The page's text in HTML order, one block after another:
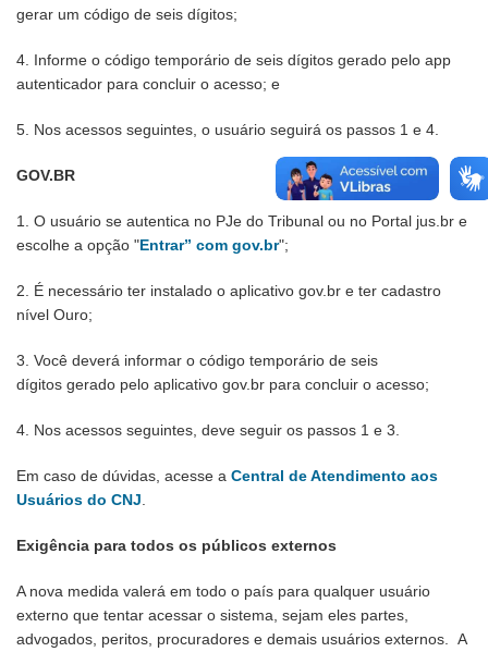
gerar um código de seis dígitos;
4. Informe o código temporário de seis dígitos gerado pelo app
autenticador para concluir o acesso; e
5. Nos acessos seguintes, o usuário seguirá os passos 1 e 4.
GOV.BR
1. O usuário se autentica no PJe do Tribunal ou no Portal jus.br e
escolhe a opção "Entrar” com gov.br";
2. É necessário ter instalado o aplicativo gov.br e ter cadastro
nível Ouro;
3. Você deverá informar o código temporário de seis
dígitos gerado pelo aplicativo gov.br para concluir o acesso;
4. Nos acessos seguintes, deve seguir os passos 1 e 3.
Em caso de dúvidas, acesse a Central de Atendimento aos
Usuários do CNJ
Exigência para todos os públicos externos
A nova medida valerá em todo o país para qualquer usuário
externo que tentar acessar o sistema, sejam eles partes,
advogados, peritos, procuradores e demais usuários externos. A